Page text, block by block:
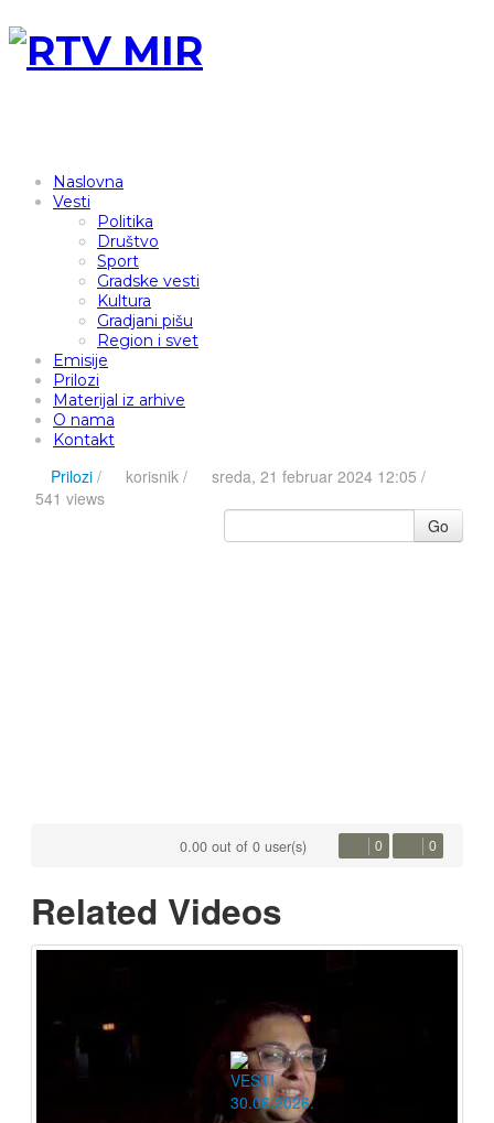
Naslovna
Vesti
Politika
Društvo
Sport
Gradske vesti
Kultura
Gradjani pišu
Region i svet
Emisije
Prilozi
Materijal iz arhive
O nama
Kontakt
Prilozi / korisnik /
sreda, 21 februar 2024 12:05 /
541 views
Go
0.00 out of 0 user(s) 0 0
Related Videos